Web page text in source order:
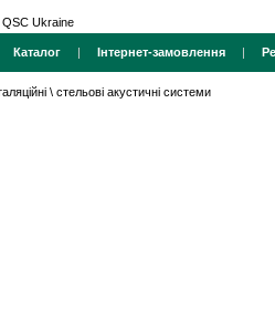
QSC Ukraine
Каталог | Інтернет-замовлення |
\ стельові акустичні системи